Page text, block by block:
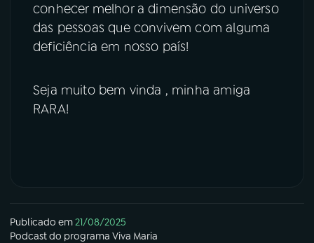
conhecer melhor a dimensão do universo
das pessoas que convivem com alguma
deficiência em nosso país!
Seja muito bem vinda , minha amiga
RARA!
Publicado em21/08/2025
Podcastdo programa Viva Maria